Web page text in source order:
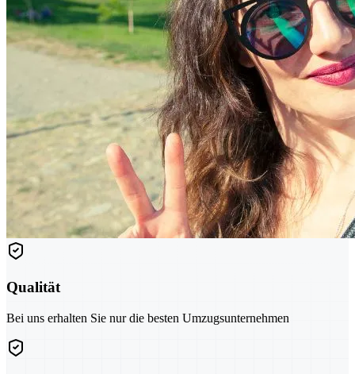
Qualität
Bei uns erhalten Sie nur die besten Umzugsunternehmen